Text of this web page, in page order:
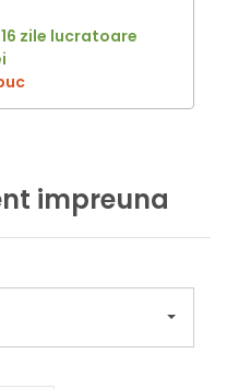
zile lucratoare
impreuna